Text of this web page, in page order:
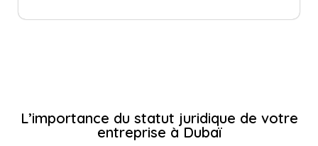
L’importance du statut juridique de votre
entreprise à Dubaï